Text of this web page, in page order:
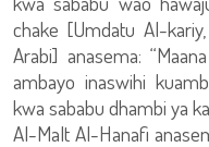
chake [Umdatu Al-
Arabi] anasema:
ambayo inaswihi
kwa sababu dhambi ya
Al-Malt Al-Hanafi